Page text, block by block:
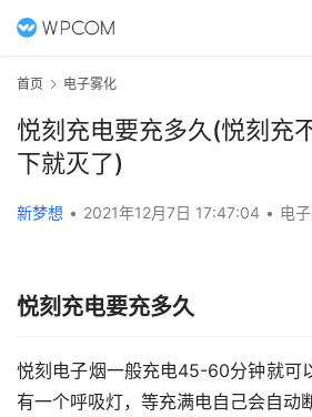
首页 电子雾化
悦刻充电要充多久(悦刻充
下就灭了)
新梦想 • 2021年12月7日 17:47:04 • 电
悦刻充电要充多久
悦刻电子烟一般充电45-60分钟就可
有一个呼吸灯，等充满电自己会自动